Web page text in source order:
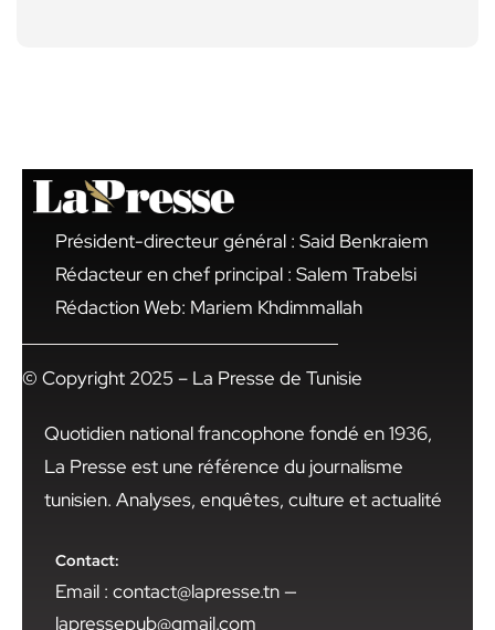
Président-directeur général : Said Benkraiem
Rédacteur en chef principal : Salem Trabelsi
Rédaction Web: Mariem Khdimmallah
© Copyright 2025 – La Presse de Tunisie
Quotidien national francophone fondé en 1936,
La Presse est une référence du journalisme
tunisien. Analyses, enquêtes, culture et actualité
Contact:
Email : contact@lapresse.tn —
lapressepub@gmail.com